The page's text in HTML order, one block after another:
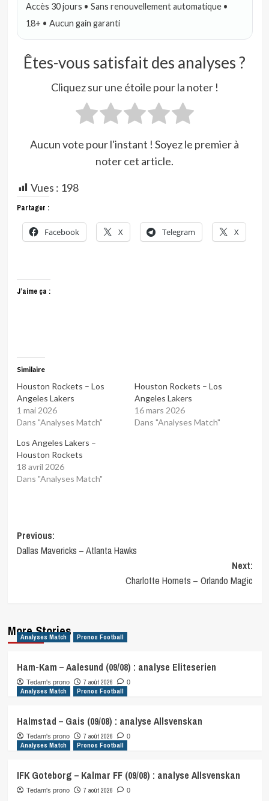
Accès 30 jours • Sans renouvellement automatique •
18+ • Aucun gain garanti
Êtes-vous satisfait des analyses ?
Cliquez sur une étoile pour la noter !
Aucun vote pour l'instant ! Soyez le premier à
noter cet article.
Vues : 198
Partager :
Facebook X Telegram X
J’aime ça :
Similaire
Houston Rockets – Los
Angeles Lakers
1 mai 2026
Dans "Analyses Match"
Houston Rockets – Los
Angeles Lakers
16 mars 2026
Dans "Analyses Match"
Los Angeles Lakers –
Houston Rockets
18 avril 2026
Dans "Analyses Match"
Post
navigation
Previous:
Dallas Mavericks – Atlanta Hawks
Next:
Charlotte Hornets – Orlando Magic
More Stories
Analyses Match Pronos Football
Ham-Kam – Aalesund (09/08) : analyse Eliteserien
Tedam's prono 7 août 2026 0
Analyses Match Pronos Football
Halmstad – Gais (09/08) : analyse Allsvenskan
Tedam's prono 7 août 2026 0
Analyses Match Pronos Football
IFK Goteborg – Kalmar FF (09/08) : analyse Allsvenskan
Tedam's prono 7 août 2026 0